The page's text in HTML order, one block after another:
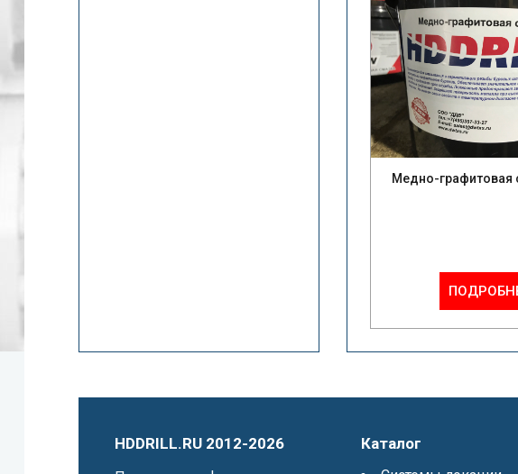
Медно-графитовая
HDDRILL.RU 2012-2026 Каталог